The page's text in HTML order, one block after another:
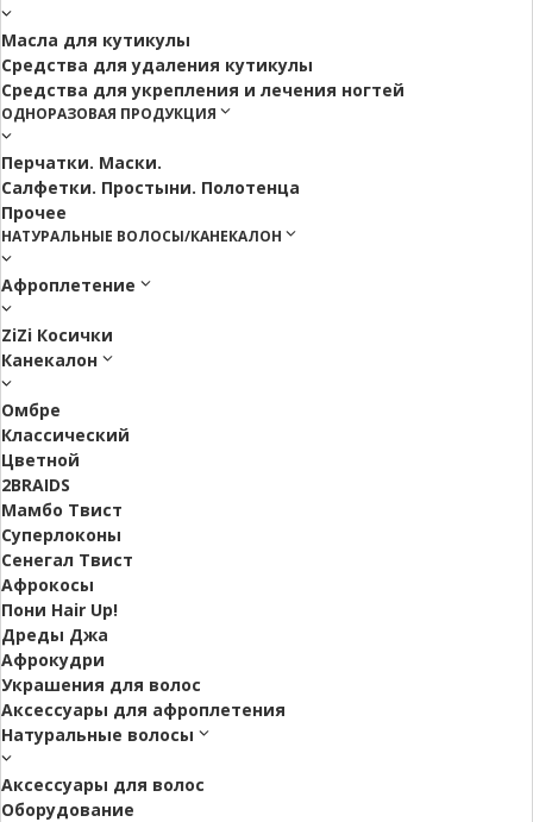
Масла для кутикулы
Средства для удаления кутикулы
Средства для укрепления и лечения ногтей
ОДНОРАЗОВАЯ ПРОДУКЦИЯ
Перчатки. Маски.
Салфетки. Простыни. Полотенца
Прочее
НАТУРАЛЬНЫЕ ВОЛОСЫ/КАНЕКАЛОН
Афроплетение
ZiZi Косички
Канекалон
Омбре
Классический
Цветной
2BRAIDS
Мамбо Твист
Суперлоконы
Сенегал Твист
Афрокосы
Пони Hair Up!
Дреды Джа
Афрокудри
Украшения для волос
Аксессуары для афроплетения
Натуральные волосы
Аксессуары для волос
Оборудование